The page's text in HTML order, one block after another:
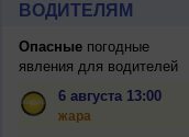
ВОДИТЕЛЯМ
Опасныепогодные
явления для водителей
6 августа 13:00
жара